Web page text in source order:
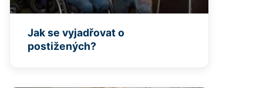
Jak se vyjadřovat o
postižených?